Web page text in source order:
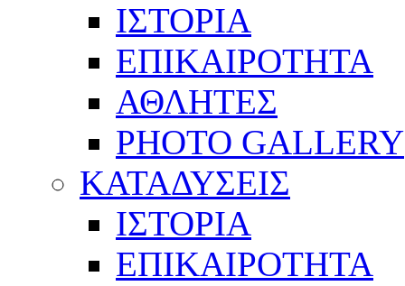
ΙΣΤΟΡΙΑ
ΕΠΙΚΑΙΡΟΤΗΤΑ
ΑΘΛΗΤΕΣ
PHOTO GALLERY
ΚΑΤΑΔΥΣΕΙΣ
ΙΣΤΟΡΙΑ
ΕΠΙΚΑΙΡΟΤΗΤΑ